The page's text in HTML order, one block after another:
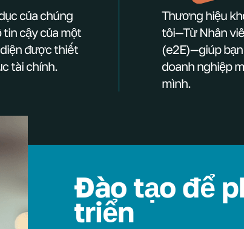
của chúng
tin cậy của một
được thiết
tài chính.
Thương hiệu
tôi—Từ Nhân
(e2E)—giúp
doanh nghiệp
mình.
Đào tạo để
triển